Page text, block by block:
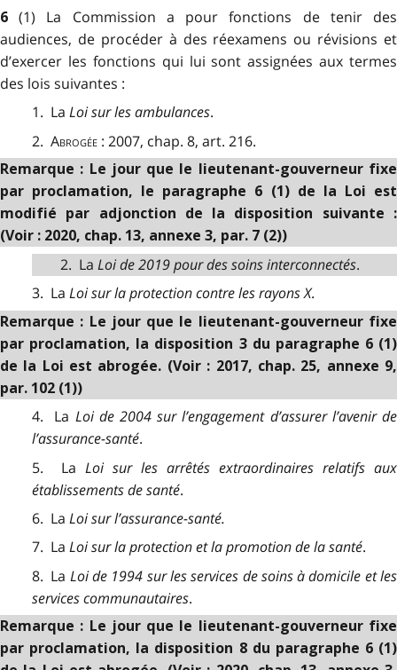
6(1) La Commission a pour fonctions de tenir des
audiences, de procéder à des réexamens ou révisions et
d’exercer les fonctions qui lui sont assignées aux termes
des lois suivantes :
1. La Loi sur les ambulances.
2. Abrogée : 2007, chap. 8, art. 216.
Remarque : Le jour que le lieutenant-gouverneur fixe
par proclamation, le paragraphe 6 (1) de la Loi est
modifié par adjonction de la disposition suivante :
(Voir : 2020, chap. 13, annexe 3, par. 7 (2))
2. La Loi de 2019 pour des soins interconnectés.
3. La Loi sur la protection contre les rayons X.
Remarque : Le jour que le lieutenant-gouverneur fixe
par proclamation, la disposition 3 du paragraphe 6 (1)
de la Loi est abrogée. (Voir : 2017, chap. 25, annexe 9,
par. 102 (1))
4. La Loi de 2004 sur l’engagement d’assurer l’avenir de
l’assurance-santé.
5. La Loi sur les arrêtés extraordinaires relatifs aux
établissements de santé.
6. La Loi sur l’assurance-santé.
7. La Loi sur la protection et la promotion de la santé.
8. La Loi de 1994 sur les services de soins à domicile et les
services communautaires.
Remarque : Le jour que le lieutenant-gouverneur fixe
par proclamation, la disposition 8 du paragraphe 6 (1)